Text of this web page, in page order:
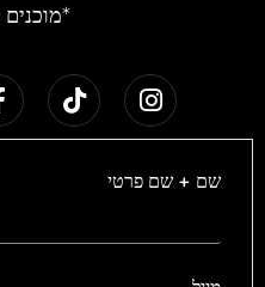
שם + שם פרטי